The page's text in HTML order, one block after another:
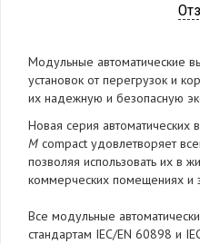
Модульные автоматические
установок от перегрузок и
их надежную и безопасную
Новая серия
M compact удовлетворяет
позволяя использовать их в
коммерческих помещениях и
Все модульные
стандартам IEC/EN 60898 и